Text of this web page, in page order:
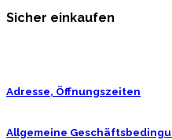
Sicher einkaufen
Adresse, Öffnungszeiten
Allgemeine